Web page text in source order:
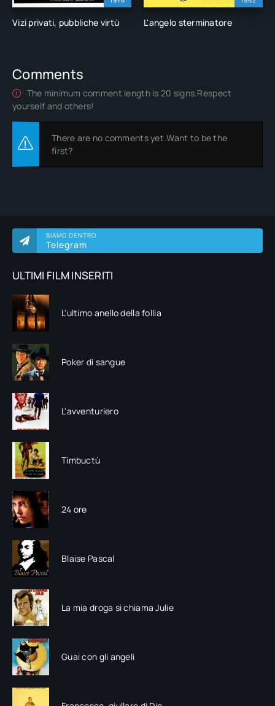
SIAMO DENTRO
Telegram
ULTIMI FILM INSERITI
L'ultimo anello della follia
Poker di sangue
L'avventuriero
Timbuctù
24 ore
Blaise Pascal
La mia droga si chiama Julie
Guai con gli angeli
Vizi privati, pubbliche virtù L'angelo sterminatore
Comments
The minimum comment length is 20 signs.Respect
yourself and others!
There are no comments yet.Want to be the
first?